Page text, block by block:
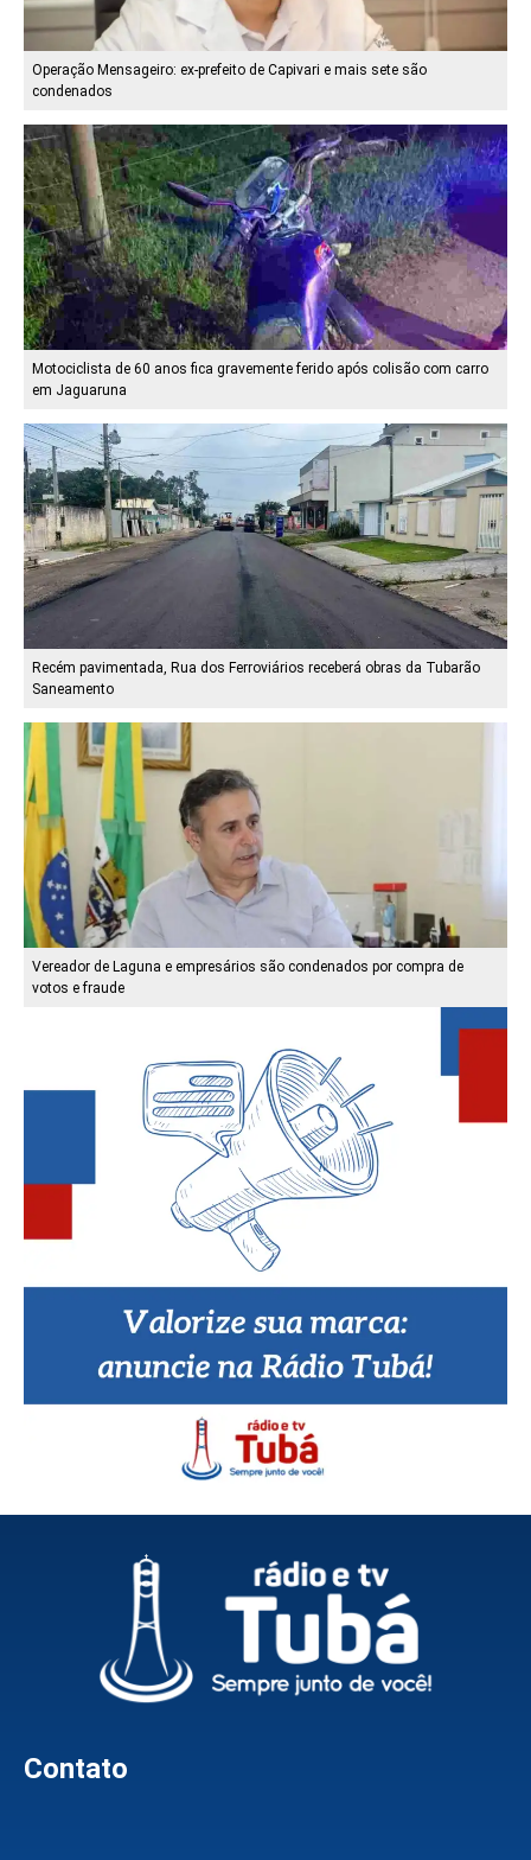
Operação Mensageiro: ex-prefeito de Capivari e mais sete são
condenados
Motociclista de 60 anos fica gravemente ferido após colisão com carro
em Jaguaruna
Recém pavimentada, Rua dos Ferroviários receberá obras da Tubarão
Saneamento
Vereador de Laguna e empresários são condenados por compra de
votos e fraude
Contato